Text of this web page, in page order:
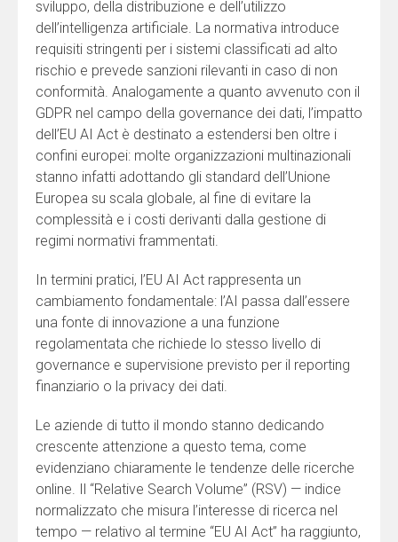
sviluppo, della distribuzione e dell’utilizzo
dell’intelligenza artificiale. La normativa introduce
requisiti stringenti per i sistemi classificati ad alto
rischio e prevede sanzioni rilevanti in caso di non
conformità. Analogamente a quanto avvenuto con il
GDPR nel campo della governance dei dati, l’impatto
dell’EU AI Act è destinato a estendersi ben oltre i
confini europei: molte organizzazioni multinazionali
stanno infatti adottando gli standard dell’Unione
Europea su scala globale, al fine di evitare la
complessità e i costi derivanti dalla gestione di
regimi normativi frammentati.
In termini pratici, l’EU AI Act rappresenta un
cambiamento fondamentale: l’AI passa dall’essere
una fonte di innovazione a una funzione
regolamentata che richiede lo stesso livello di
governance e supervisione previsto per il reporting
finanziario o la privacy dei dati.
Le aziende di tutto il mondo stanno dedicando
crescente attenzione a questo tema, come
evidenziano chiaramente le tendenze delle ricerche
online. Il “Relative Search Volume” (RSV) — indice
normalizzato che misura l’interesse di ricerca nel
tempo — relativo al termine “EU AI Act” ha raggiunto,